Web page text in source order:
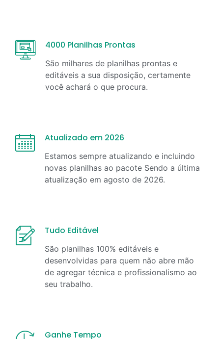
4000 Planilhas Prontas
São milhares de planilhas prontas e
editáveis a sua disposição, certamente
você achará o que procura.
Atualizado em 2026
Estamos sempre atualizando e incluindo
novas planilhas ao pacote Sendo a última
atualização em agosto de 2026.
Tudo Editável
São planilhas 100% editáveis e
desenvolvidas para quem não abre mão
de agregar técnica e profissionalismo ao
seu trabalho.
Ganhe Tempo